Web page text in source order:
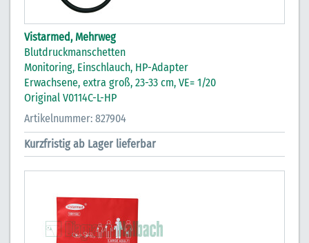
Vistarmed, Mehrweg
Blutdruckmanschetten
Monitoring, Einschlauch, HP-Adapter
Erwachsene, extra groß, 23-33 cm, VE= 1/20
Original V0114C-L-HP
Artikelnummer: 827904
Kurzfristig ab Lager lieferbar